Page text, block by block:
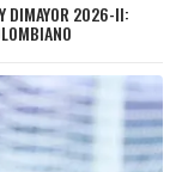
DIMAYOR 2026-II: